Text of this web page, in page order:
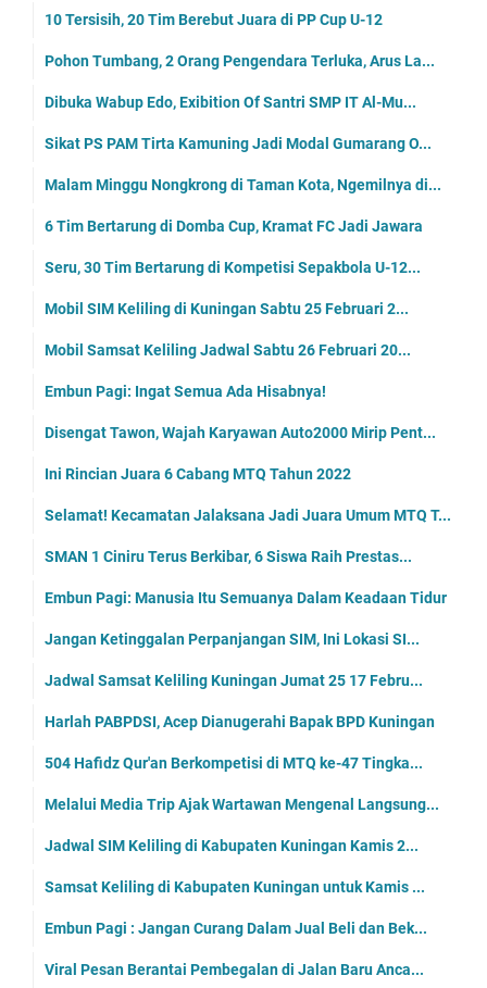
10 Tersisih, 20 Tim Berebut Juara di PP Cup U-12
Pohon Tumbang, 2 Orang Pengendara Terluka, Arus La...
Dibuka Wabup Edo, Exibition Of Santri SMP IT Al-Mu...
Sikat PS PAM Tirta Kamuning Jadi Modal Gumarang O...
Malam Minggu Nongkrong di Taman Kota, Ngemilnya di...
6 Tim Bertarung di Domba Cup, Kramat FC Jadi Jawara
Seru, 30 Tim Bertarung di Kompetisi Sepakbola U-12...
Mobil SIM Keliling di Kuningan Sabtu 25 Februari 2...
Mobil Samsat Keliling Jadwal Sabtu 26 Februari 20...
Embun Pagi: Ingat Semua Ada Hisabnya!
Disengat Tawon, Wajah Karyawan Auto2000 Mirip Pent...
Ini Rincian Juara 6 Cabang MTQ Tahun 2022
Selamat! Kecamatan Jalaksana Jadi Juara Umum MTQ T...
SMAN 1 Ciniru Terus Berkibar, 6 Siswa Raih Prestas...
Embun Pagi: Manusia Itu Semuanya Dalam Keadaan Tidur
Jangan Ketinggalan Perpanjangan SIM, Ini Lokasi SI...
Jadwal Samsat Keliling Kuningan Jumat 25 17 Febru...
Harlah PABPDSI, Acep Dianugerahi Bapak BPD Kuningan
504 Hafidz Qur'an Berkompetisi di MTQ ke-47 Tingka...
Melalui Media Trip Ajak Wartawan Mengenal Langsung...
Jadwal SIM Keliling di Kabupaten Kuningan Kamis 2...
Samsat Keliling di Kabupaten Kuningan untuk Kamis ...
Embun Pagi : Jangan Curang Dalam Jual Beli dan Bek...
Viral Pesan Berantai Pembegalan di Jalan Baru Anca...